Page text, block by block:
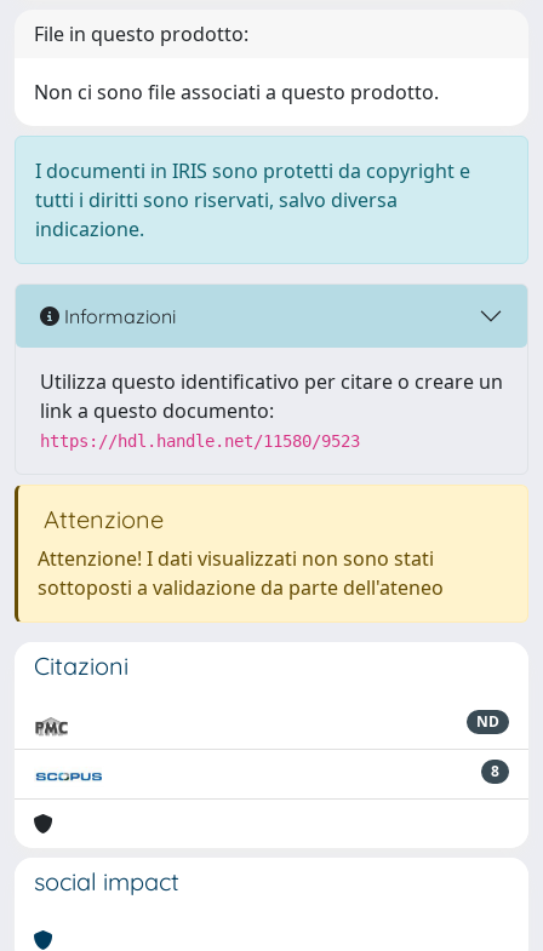
File in questo prodotto:
Non ci sono file associati a questo prodotto.
I documenti in IRIS sono protetti da copyright e
tutti i diritti sono riservati, salvo diversa
indicazione.
Informazioni
Utilizza questo identificativo per citare o creare un
link a questo documento:
https://hdl.handle.net/11580/9523
Attenzione
Attenzione! I dati visualizzati non sono stati
sottoposti a validazione da parte dell'ateneo
Citazioni
ND
8
social impact